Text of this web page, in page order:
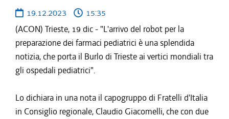
19.12.2023
15:35
(ACON) Trieste, 19 dic - "L'arrivo del robot per la
preparazione dei farmaci pediatrici è una splendida
notizia, che porta il Burlo di Trieste ai vertici mondiali tra
gli ospedali pediatrici".
Lo dichiara in una nota il capogruppo di Fratelli d'Italia
in Consiglio regionale, Claudio Giacomelli, che con due